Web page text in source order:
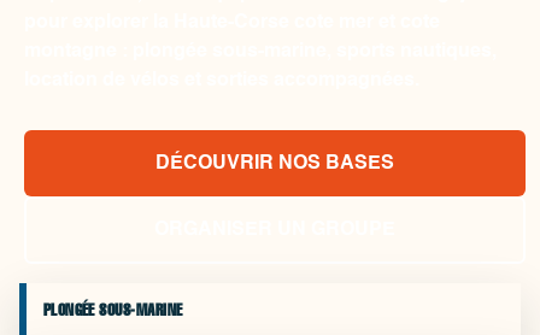
DÉCOUVRIR NOS BASES
PLONGÉE SOUS-MARINE